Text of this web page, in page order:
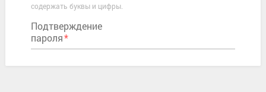
содержать буквы и цифры.
Подтверждение
пароля